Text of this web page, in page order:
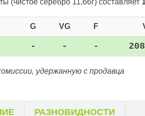
(чистое серебро 11,66г) составляет
G VG F
- - -
удержанную с продавца
РАЗНОВИДНОСТИ